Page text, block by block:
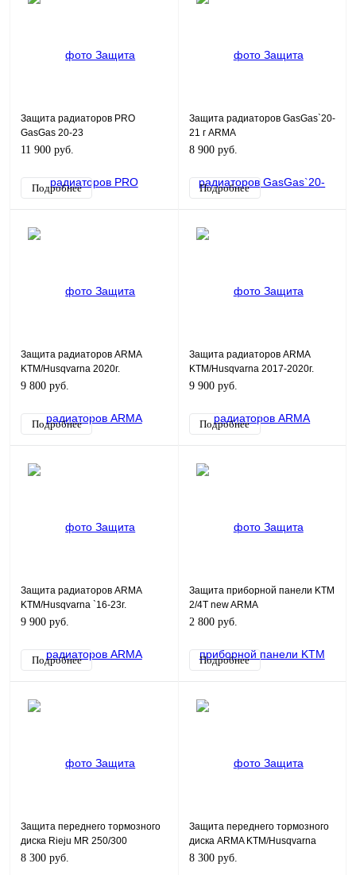
Защита радиаторов PRO
GasGas 20-23
11 900 руб.
Подробнее
Защита радиаторов GasGas`20-
21 г ARMA
8 900 руб.
Подробнее
Защита радиаторов ARMA
KTM/Husqvarna 2020г.
9 800 руб.
Подробнее
Защита радиаторов ARMA
KTM/Husqvarna 2017-2020г.
9 900 руб.
Подробнее
Защита радиаторов ARMA
KTM/Husqvarna `16-23г.
алюм.деф.
9 900 руб.
Подробнее
Защита приборной панели KTM
2/4T new ARMA
2 800 руб.
Подробнее
Защита переднего тормозного
диска Rieju MR 250/300
8 300 руб.
Защита переднего тормозного
диска ARMA KTM/Husqvarna
8 300 руб.